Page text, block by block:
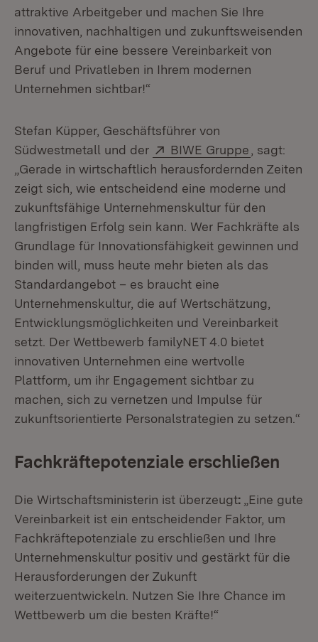
attraktive Arbeitgeber und machen Sie Ihre
innovativen, nachhaltigen und zukunftsweisenden
Angebote für eine bessere Vereinbarkeit von
Beruf und Privatleben in Ihrem modernen
Unternehmen sichtbar!“
Stefan Küpper, Geschäftsführer von
Südwestmetall und der
Extern:
BIWE Gruppe (Öffnet in
, sagt:
„Gerade in wirtschaftlich herausfordernden Zeiten
zeigt sich, wie entscheidend eine moderne und
zukunftsfähige Unternehmenskultur für den
langfristigen Erfolg sein kann. Wer Fachkräfte als
Grundlage für Innovationsfähigkeit gewinnen und
binden will, muss heute mehr bieten als das
Standardangebot – es braucht eine
Unternehmenskultur, die auf Wertschätzung,
Entwicklungsmöglichkeiten und Vereinbarkeit
setzt. Der Wettbewerb familyNET 4.0 bietet
innovativen Unternehmen eine wertvolle
Plattform, um ihr Engagement sichtbar zu
machen, sich zu vernetzen und Impulse für
zukunftsorientierte Personalstrategien zu setzen.“
Fachkräftepotenziale erschließen
Die Wirtschaftsministerin ist überzeugt: „Eine gute
Vereinbarkeit ist ein entscheidender Faktor, um
Fachkräftepotenziale zu erschließen und Ihre
Unternehmenskultur positiv und gestärkt für die
Herausforderungen der Zukunft
weiterzuentwickeln. Nutzen Sie Ihre Chance im
Wettbewerb um die besten Kräfte!“